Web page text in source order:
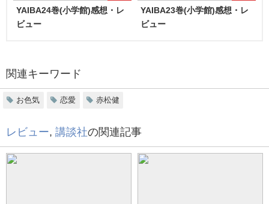
YAIBA24巻(小学館)感想・レ
ビュー
YAIBA23巻(小学館)感想・レ
ビュー
関連キーワード
お色気 恋愛 赤松健
レビュー, 講談社の関連記事